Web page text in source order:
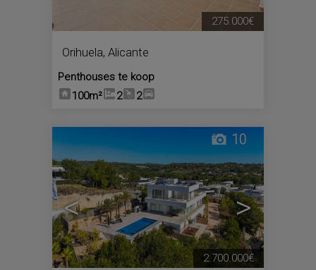
Orihuela, Alicante
Penthouses te koop
100m²
2 2
275.000€
< >
10
2.700.000€